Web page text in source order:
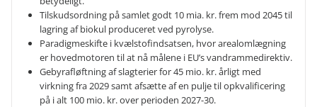
Tilskudsordning på samlet godt 10 mia. kr. frem mod 2045 til
lagring af biokul produceret ved pyrolyse.
Paradigmeskifte i kvælstofindsatsen, hvor arealomlægning
er hovedmotoren til at nå målene i EU’s vandrammedirektiv.
Gebyrafløftning af slagterier for 45 mio. kr. årligt med
virkning fra 2029 samt afsætte af en pulje til opkvalificering
på i alt 100 mio. kr. over perioden 2027-30.